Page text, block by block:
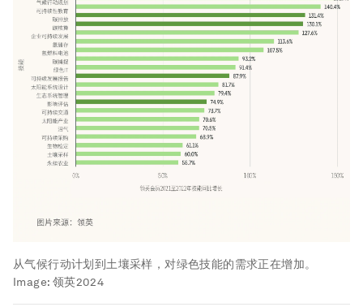
从气候行动计划到土壤采样，对绿色技能的需求正在增加。
Image: 领英2024